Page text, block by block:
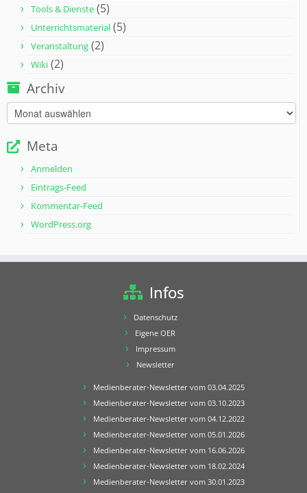
Tools & Dienste (5)
Unterrichtsmaterial (5)
Veranstaltung (2)
Wiki (2)
Archiv
Archiv
Meta
Anmelden
Eintrags-Feed
Kommentar-Feed
WordPress.org
Infos
Datenschutz
Eigene OER
Impressum
Newsletter
Medienberater-Newsletter vom 03.04.2025
Medienberater-Newsletter vom 03.10.2023
Medienberater-Newsletter vom 04.12.2022
Medienberater-Newsletter vom 05.01.2026
Medienberater-Newsletter vom 16.06.2026
Medienberater-Newsletter vom 18.02.2024
Medienberater-Newsletter vom 30.01.2023